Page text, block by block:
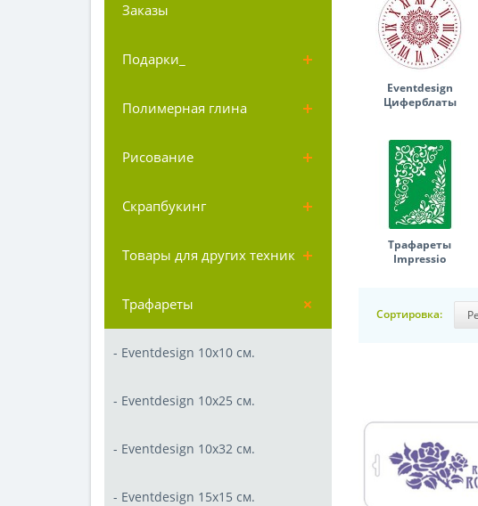
Заказы
Подарки_
Полимерная глина
Рисование
Скрапбукинг
Товары для других техник
Трафареты
- Eventdesign 10х10 см.
- Eventdesign 10х25 см.
- Eventdesign 10х32 см.
- Eventdesign 15х15 см.
Eventdesign
Циферблаты
Трафареты
Impressio
Сортировка: